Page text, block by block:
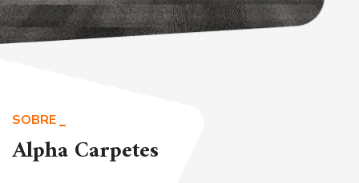
SOBRE
Alpha Carpetes